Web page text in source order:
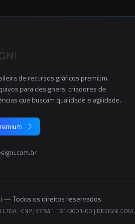
de recursos gráficos premium.
para designers, criadores de
que buscam qualidade e agilidade.
— Todos os direitos reservados
LTDA · CNPJ 37.541.161/0001-00 |